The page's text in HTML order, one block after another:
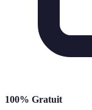
100% Gratuit